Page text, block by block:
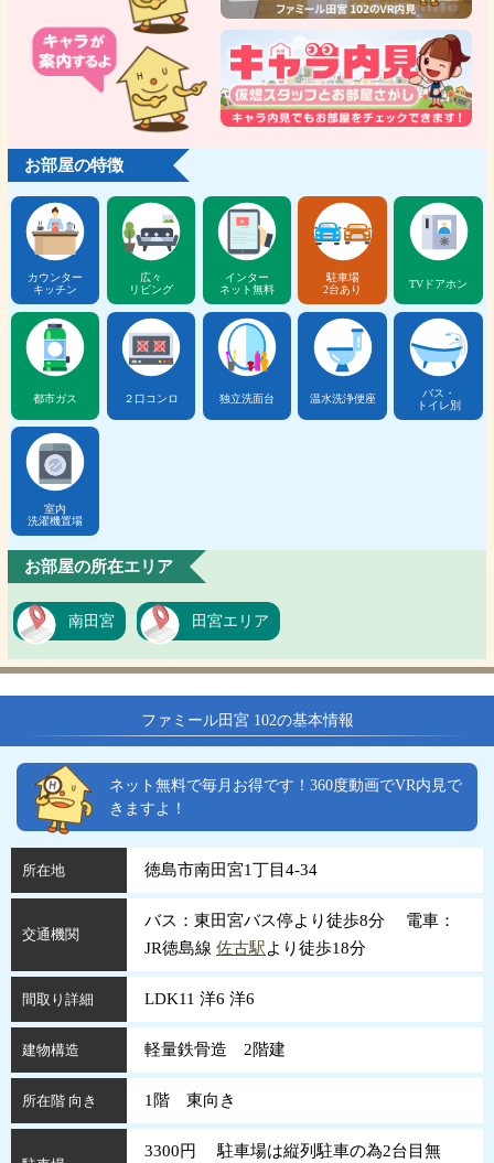
お部屋の特徴
カウンター
キッチン
広々
リビング
インター
ネット無料
駐車場
2台あり
TVドアホン
都市ガス ２口コンロ 独立洗面台 温水洗浄便座
バス・
トイレ別
室内
洗濯機置場
お部屋の所在エリア
南田宮 田宮エリア
ファミール田宮 102の基本情報
ネット無料で毎月お得です！360度動画でVR内見で
きますよ！
所在地 徳島市南田宮1丁目4-34
交通機関
バス：東田宮バス停より徒歩8分 電車：
JR徳島線 佐古駅より徒歩18分
間取り詳細 LDK11 洋6 洋6
建物構造 軽量鉄骨造 2階建
所在階 向き 1階 東向き
3300円 駐車場は縦列駐車の為2台目無